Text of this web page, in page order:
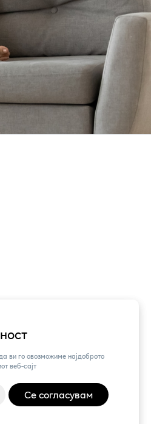
ви го овозможиме најдоброто
веб-сајт
Се согласувам